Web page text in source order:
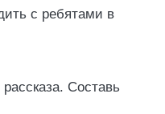
с ребятами в
Составь